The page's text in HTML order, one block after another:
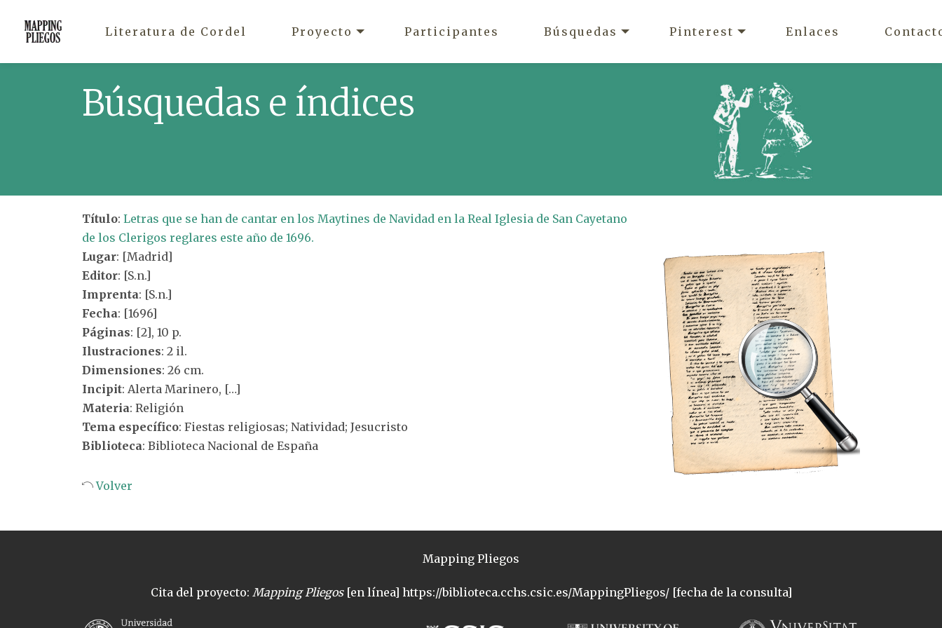
Literatura de Cordel Proyecto Participantes Búsquedas Pinterest Enlaces
Búsquedas e índices
Título: Letras que se han de cantar en los Maytines de Navidad en la Real Iglesia de San Cayetano
de los Clerigos reglares este año de 1696.
Lugar: [Madrid]
Editor: [S.n.]
Imprenta: [S.n.]
Fecha: [1696]
Páginas: [2], 10 p.
Ilustraciones: 2 il.
Dimensiones: 26 cm.
Incipit: Alerta Marinero, […]
Materia: Religión
Tema específico: Fiestas religiosas; Natividad; Jesucristo
Biblioteca: Biblioteca Nacional de España
Volver
Mapping Pliegos
Cita del proyecto: Mapping Pliegos[en línea] https://biblioteca.cchs.csic.es/MappingPliegos/ [fecha de la consulta]